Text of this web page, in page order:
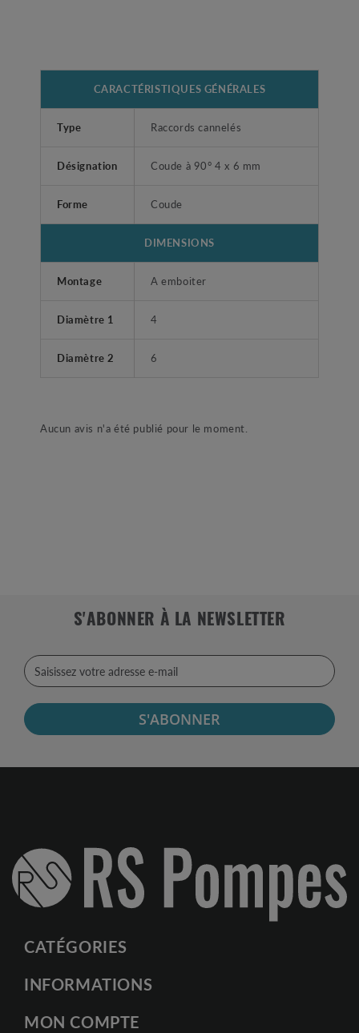
CARACTÉRISTIQUES GÉNÉRALES
Type Raccords cannelés
Désignation Coude à 90° 4 x 6 mm
Forme Coude
DIMENSIONS
Montage A emboiter
Diamètre 1 4
Diamètre 2 6
Aucun avis n'a été publié pour le moment.
S'ABONNER À LA NEWSLETTER
S'ABONNER
CATÉGORIES
INFORMATIONS
MON COMPTE